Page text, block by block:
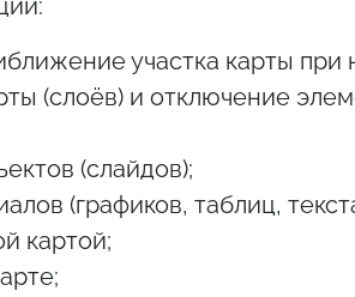
участка карты при
(слоёв) и отключение
(слайдов);
(графиков, таблиц,
картой;